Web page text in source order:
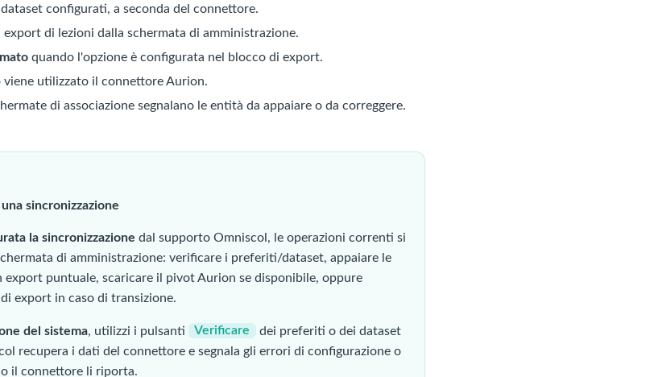
configurati, a seconda del connettore.
export di lezioni dalla schermata di amministrazione.
quando l'opzione è configurata nel blocco di export.
viene utilizzato il connettore Aurion.
di associazione segnalano le entità da appaiare o da correggere.
sincronizzazione
la sincronizzazione dal supporto Omniscol, le operazioni correnti si
di amministrazione: verificare i preferiti/dataset, appaiare le
export puntuale, scaricare il pivot Aurion se disponibile, oppure
export in caso di transizione.
del sistema, utilizzi i pulsanti Verificare
dei preferiti o dei dataset
recupera i dati del connettore e segnala gli errori di configurazione o
il connettore li riporta.